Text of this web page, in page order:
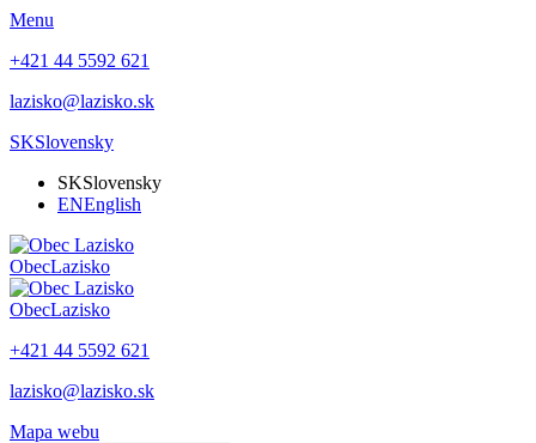
Menu
+421 44 5592 621
lazisko@lazisko.sk
SKSlovensky
SKSlovensky
ENEnglish
ObecLazisko
ObecLazisko
+421 44 5592 621
lazisko@lazisko.sk
Mapa webu